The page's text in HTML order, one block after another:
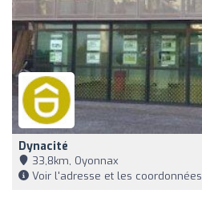
Dynacité
33,8km, Oyonnax
Voir l'adresse et les coordonnées